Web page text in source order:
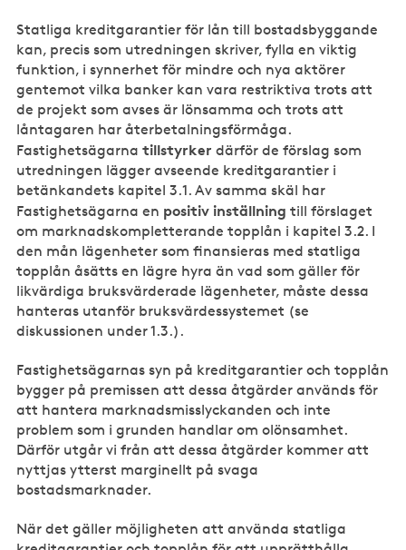
Statliga kreditgarantier för lån till bostadsbyggande
kan, precis som utredningen skriver, fylla en viktig
funktion, i synnerhet för mindre och nya aktörer
gentemot vilka banker kan vara restriktiva trots att
de projekt som avses är lönsamma och trots att
låntagaren har återbetalningsförmåga.
Fastighetsägarnatillstyrker därför de förslag som
utredningen lägger avseende kreditgarantier i
betänkandets kapitel 3.1. Av samma skäl har
Fastighetsägarna en positiv inställning till förslaget
om marknadskompletterande topplån i kapitel 3.2. I
den mån lägenheter som finansieras med statliga
topplån åsätts en lägre hyra än vad som gäller för
likvärdiga bruksvärderade lägenheter, måste dessa
hanteras utanför bruksvärdessystemet (se
diskussionen under 1.3.).
Fastighetsägarnas syn på kreditgarantier och topplån
bygger på premissen att dessa åtgärder används för
att hantera marknadsmisslyckanden och inte
problem som i grunden handlar om olönsamhet.
Därför utgår vi från att dessa åtgärder kommer att
nyttjas ytterst marginellt på svaga
bostadsmarknader.
När det gäller möjligheten att använda statliga